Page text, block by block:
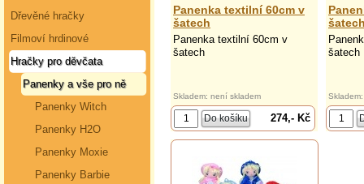
Dřevěné hračky
Filmoví hrdinové
Hračky pro děvčata
Panenky a vše pro ně
Panenky Witch
Panenky H2O
Panenky Moxie
Panenky Barbie
Panenka textilní 60cm v
šatech
Panenka textilní 60cm v
šatech
Skladem: není skladem
274,- Kč
šatech